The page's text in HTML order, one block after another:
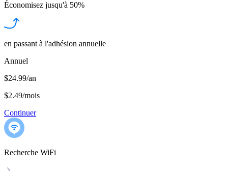
Économisez jusqu'à 50%
en passant à l'adhésion annuelle
Annuel
$24.99/an
$2.49/mois
Continuer
Recherche WiFi